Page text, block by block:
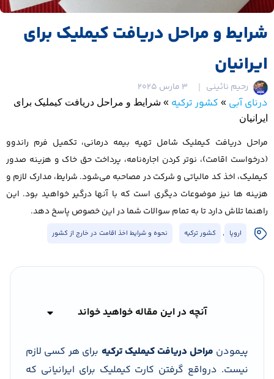
شرایط و مراحل دریافت کیملیک برای
ایرانیان
رحیم نائینی 3 مارس 2025
درنای آبی » کشور ترکیه » شرایط و مراحل دریافت کیملیک برای
ایرانیان
مراحل دریافت کیملیک شامل تهیه بیمه درمانی، تکمیل فرم راندوو
(درخواست اقامت)، نوتر کردن اجاره‌نامه، پرداخت حق خاک و هزینه صدور
کیملیک، اخذ کد مالیاتی و شرکت در مصاحبه می‌شود. شرایط، مدارک لازم و
هزینه ها نیز موضوعات دیگری است که با آنها درگیر خواهید بود. این
راهنما تلاش دارد تا به تمام سوالات شما در این خصوص پاسخ دهد.
اروپا , کشور ترکیه نحوه و شرایط اخذ اقامت در خارج از کشور
آنچه در این مقاله خواهید خواند
پیمودن مراحل دریافت کیملیک ترکیه برای هر کسی لازم
نیست. درواقع گرفتن کارت کیملیک برای ایرانیانی که